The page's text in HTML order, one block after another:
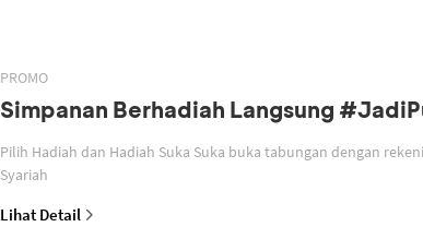
PROMO
Simpanan Berhadiah Langsung
Pilih Hadiah dan Hadiah Suka Suka buka tabungan dengan
Syariah
Lihat Detail